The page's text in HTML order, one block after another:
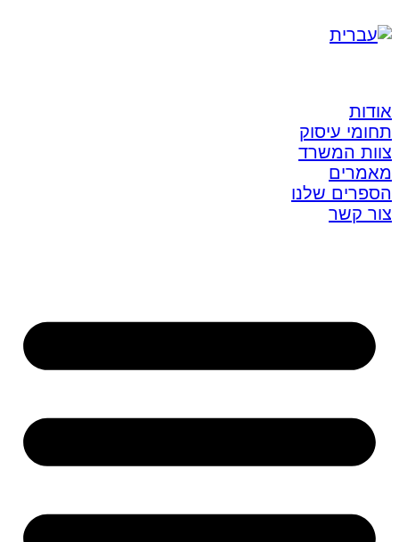
אודות
תחומי עיסוק
צוות המשרד
מאמרים
הספרים שלנו
צור קשר